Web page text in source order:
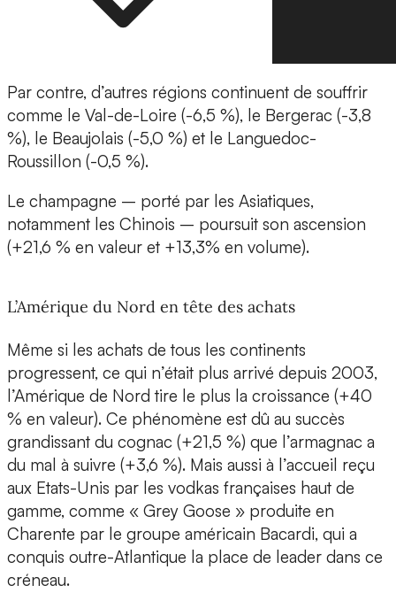
Par contre, d’autres régions continuent de souffrir
comme le Val-de-Loire (-6,5 %), le Bergerac (-3,8
%), le Beaujolais (-5,0 %) et le Languedoc-
Roussillon (-0,5 %).
Le champagne – porté par les Asiatiques,
notamment les Chinois – poursuit son ascension
(+21,6 % en valeur et +13,3% en volume).
L’Amérique du Nord en tête des achats
Même si les achats de tous les continents
progressent, ce qui n’était plus arrivé depuis 2003,
l’Amérique de Nord tire le plus la croissance (+40
% en valeur). Ce phénomène est dû au succès
grandissant du cognac (+21,5 %) que l’armagnac a
du mal à suivre (+3,6 %). Mais aussi à l’accueil reçu
aux Etats-Unis par les vodkas françaises haut de
gamme, comme « Grey Goose » produite en
Charente par le groupe américain Bacardi, qui a
conquis outre-Atlantique la place de leader dans ce
créneau.